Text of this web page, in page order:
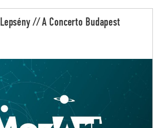
// A Concerto Budapest